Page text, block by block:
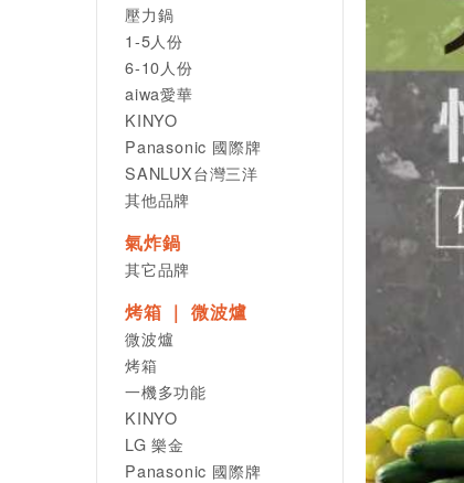
壓力鍋
1-5人份
6-10人份
aiwa愛華
KINYO
Panasonic 國際牌
SANLUX台灣三洋
其他品牌
氣炸鍋
其它品牌
烤箱 ｜ 微波爐
微波爐
烤箱
一機多功能
KINYO
LG 樂金
Panasonic 國際牌